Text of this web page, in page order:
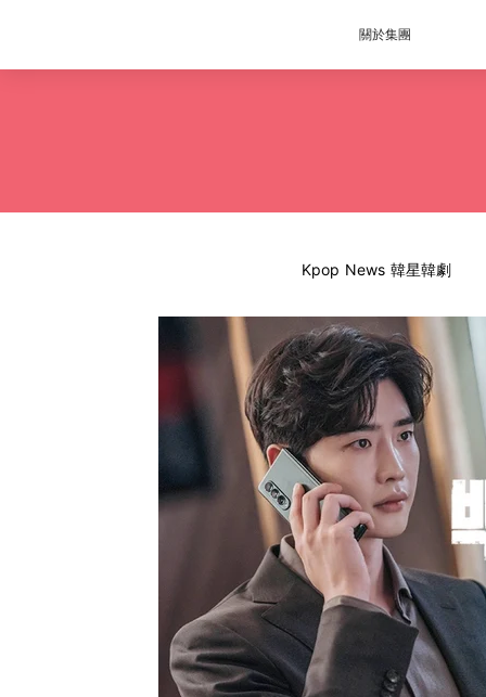
關於集團
Kpop News 韓星韓劇